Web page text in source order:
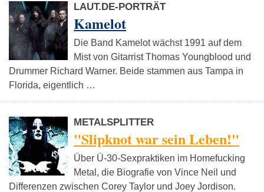
LAUT.DE-PORTRÄT
Kamelot
Die Band Kamelot wächst 1991 auf dem
Mist von Gitarrist Thomas Youngblood und
Drummer Richard Warner. Beide stammen aus Tampa in
Florida, eigentlich …
METALSPLITTER
"Slipknot war sein Leben!"
Über Ü-30-Sexpraktiken im Homefucking
Metal, die Biografie von Vince Neil und
Differenzen zwischen Corey Taylor und Joey Jordison.